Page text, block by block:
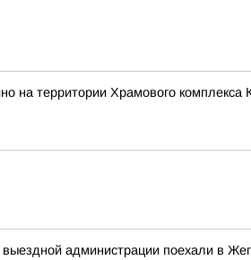
на территории Храмового
администрации поехали в